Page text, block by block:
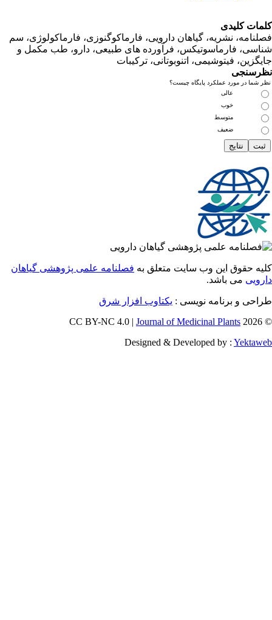
کلیدی
نشریه، گیاهان دارویی، فارماکوگنوزی، فارماکولوژی، سم
فارماسوتیکس، فرآورده های طبیعی، دارو، طب مکمل و
فیتوشیمی، اتنوبوتانی، ترکیبات
در مورد عملکرد پایگاه چیست؟
متوسط
ضعیف
حقوق این وب سایت متعلق بهفصلنامه علمی پژوهشی گیاهان
می باشد.
و برنامه نویسی :یکتاوب افزار شرق
Journal of Medicinal Plants
Designed & Developed by :